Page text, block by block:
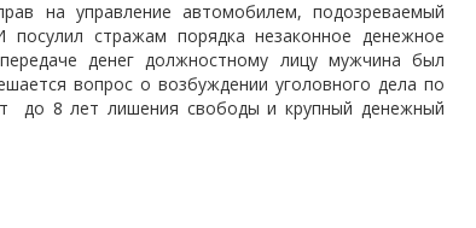
на управление автомобилем, подозреваемый
стражам порядка незаконное денежное
денег должностному лицу мужчина был
вопрос о возбуждении уголовного дела по
до 8 лет лишения свободы и крупный денежный